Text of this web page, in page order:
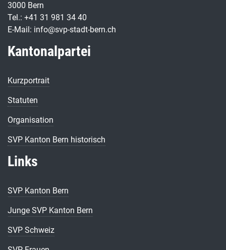
3000 Bern
Tel.: +41 31 981 34 40
E-Mail: info@svp-stadt-bern.ch
Kantonalpartei
Kurzportrait
Statuten
Organisation
SVP Kanton Bern historisch
Links
SVP Kanton Bern
Junge SVP Kanton Bern
SVP Schweiz